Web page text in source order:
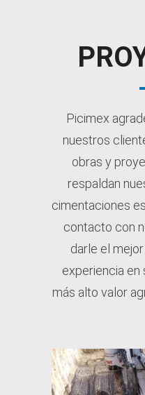
Picimex
nuestros
obras y
respaldan
cimentaciones
contacto con
darle el
experiencia en
más alto valor